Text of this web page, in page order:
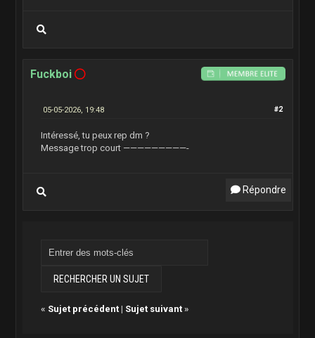
Fuckboi
#2
05-05-2026, 19:48
Intéressé, tu peux rep dm ?
Message trop court —————————-
Répondre
« Sujet précédent| Sujet suivant»